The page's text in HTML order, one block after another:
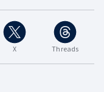
X Threads